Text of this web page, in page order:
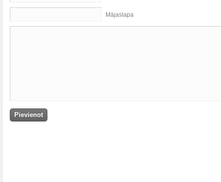
Mājaslapa